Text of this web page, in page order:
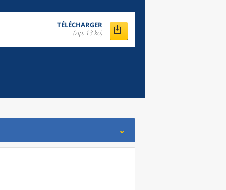
TÉLÉCHARGER
(zip, 13 ko)